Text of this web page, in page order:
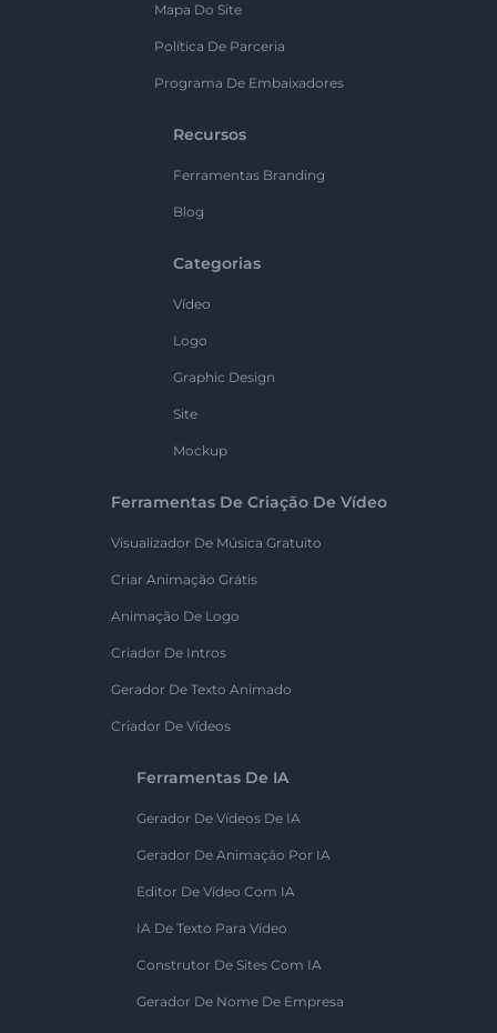
Mapa Do Site
Política De Parceria
Programa De Embaixadores
Recursos
Ferramentas Branding
Blog
Categorias
Vídeo
Logo
Graphic Design
Site
Mockup
Ferramentas De Criação De Vídeo
Visualizador De Música Gratuito
Criar Animação Grátis
Animação De Logo
Criador De Intros
Gerador De Texto Animado
Criador De Vídeos
Ferramentas De IA
Gerador De Vídeos De IA
Gerador De Animação Por IA
Editor De Vídeo Com IA
IA De Texto Para Vídeo
Construtor De Sites Com IA
Gerador De Nome De Empresa